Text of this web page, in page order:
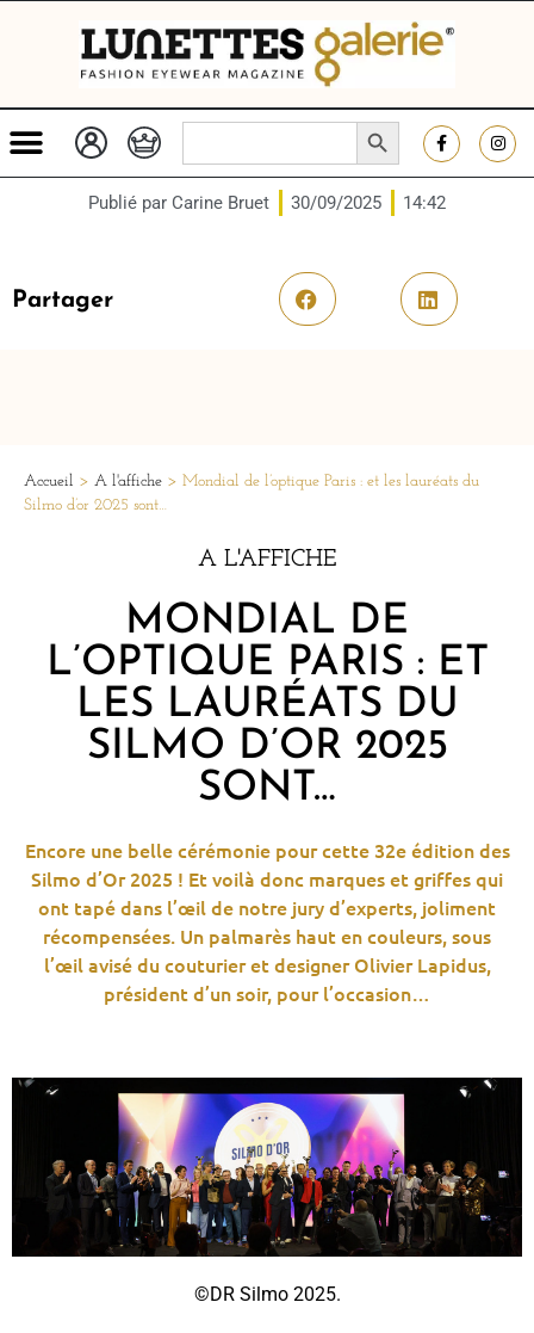
Search
SEARCH BUTTON
Publié par Carine Bruet 30/09/2025 14:42
Partager
Accueil > A l'affiche > Mondial de l’optique Paris : et les lauréats du
Silmo d’or 2025 sont…
A L'AFFICHE
MONDIAL DE
L’OPTIQUE PARIS : ET
LES LAURÉATS DU
SILMO D’OR 2025
SONT…
Encore unebelle cérémonie pourcette32eédition des
Silmo d’Or 2025 ! Et voilà donc marques et griffes qui
ont tapé dans l’œil de notre jury d’experts, joliment
récompensées. Un palmarès haut en couleurs, sous
l’œil avisé du couturieret designer Olivier Lapidus,
présidentd’un soir, pour l’occasion…
©DR Silmo 2025.